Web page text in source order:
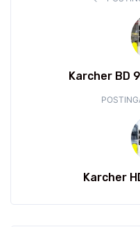
Karcher BD
Karcher